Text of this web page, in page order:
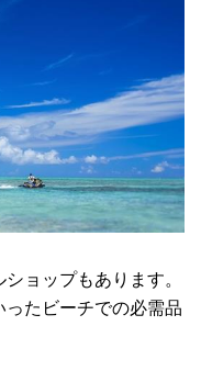
ョップもあります。
ったビーチでの必需品